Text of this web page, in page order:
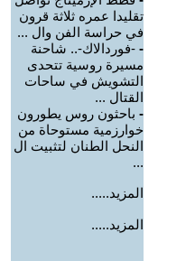
تقليدا عمره ثلاثة قرون
في حراسة الفن وال ...
- -فوردالاك-.. شاحنة
مسيرة روسية تتحدى
التشويش في ساحات
القتال ...
- باحثون روس يطورون
خوارزمية مستوحاة من
النحل الطنان لتثبيت ال
...
المزيد.....
المزيد.....